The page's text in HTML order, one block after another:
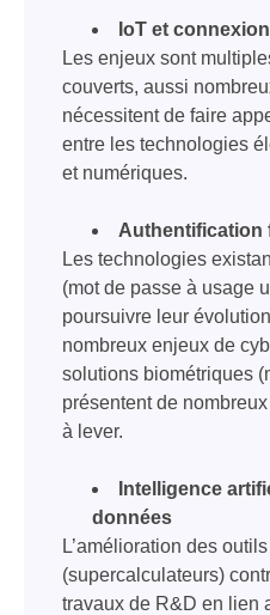
IoT et
Les enjeux sont
couverts, aussi
nécessitent de faire
entre les technologies
et numériques.
Authentification
Les technologies
(mot de passe à usage
poursuivre leur
nombreux enjeux de
solutions biométriques
présentent de
à lever.
Intelligence
données
L’amélioration des
(supercalculateurs)
travaux de R&D en lien